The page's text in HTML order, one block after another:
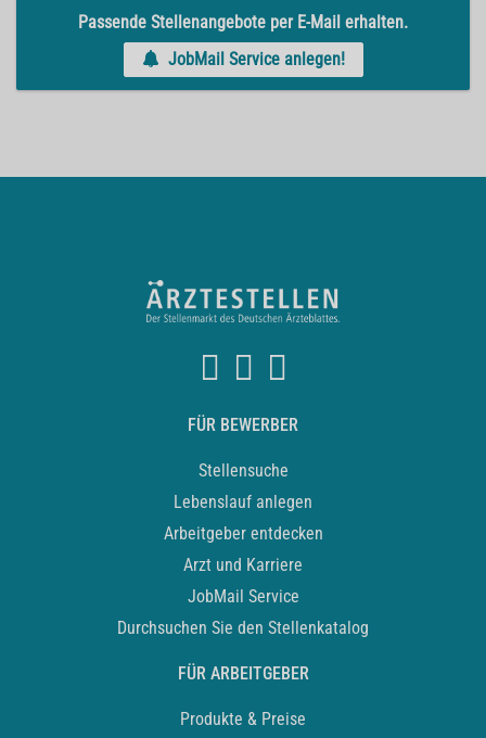
Passende Stellenangebote per E-Mail erhalten.
JobMail Service anlegen!
FÜR BEWERBER
Stellensuche
Lebenslauf anlegen
Arbeitgeber entdecken
Arzt und Karriere
JobMail Service
Durchsuchen Sie den Stellenkatalog
FÜR ARBEITGEBER
Produkte & Preise